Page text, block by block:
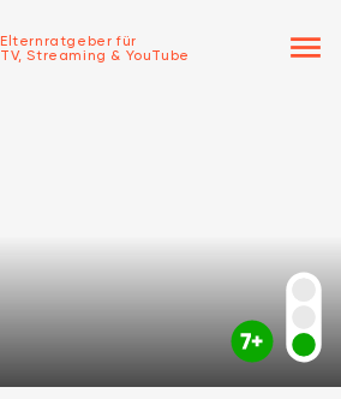
Elternratgeber für
TV, Streaming & YouTube
menu